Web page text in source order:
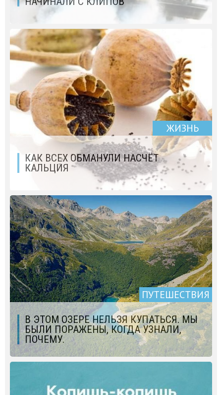
ЖИЗНЬ
КАК ВСЕХ ОБМАНУЛИ НАСЧЁТ
КАЛЬЦИЯ
ПУТЕШЕСТВИЯ
В ЭТОМ ОЗЕРЕ НЕЛЬЗЯ КУПАТЬСЯ. МЫ
БЫЛИ ПОРАЖЕНЫ, КОГДА УЗНАЛИ,
ПОЧЕМУ.